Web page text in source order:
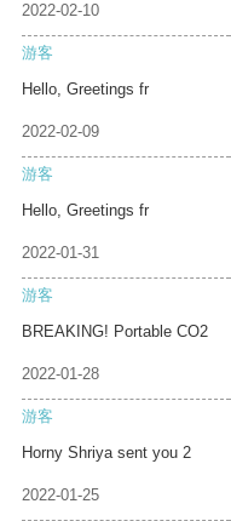
2022-02-10
游客
Hello, Greetings fr
2022-02-09
游客
Hello, Greetings fr
2022-01-31
游客
BREAKING! Portable CO2
2022-01-28
游客
Horny Shriya sent you 2
2022-01-25